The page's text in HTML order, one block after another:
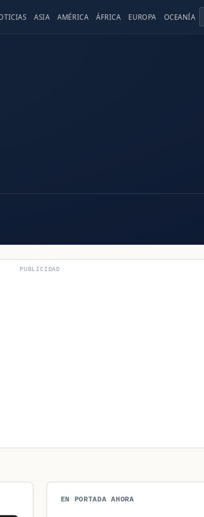
ASIA AMÉRICA ÁFRICA EUROPA OCEANÍA
PUBLICIDAD
EN PORTADA AHORA